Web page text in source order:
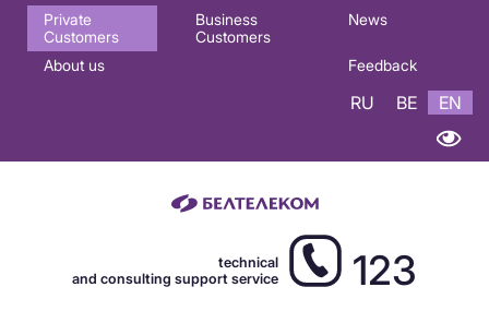
Основная
навигация
Private
Customers
Business
Customers
News
About us Feedback
RU BE EN
technical
and consulting support service
123